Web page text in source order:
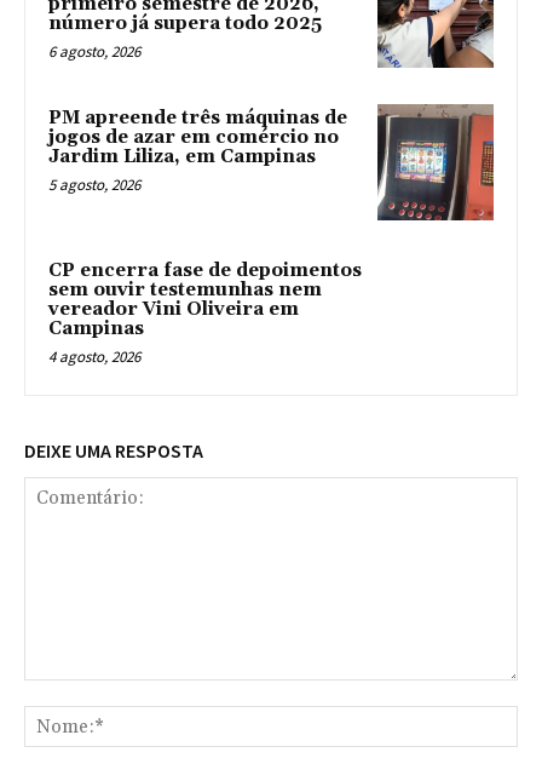
primeiro semestre de 2026,
número já supera todo 2025
6 agosto, 2026
PM apreende três máquinas de
jogos de azar em comércio no
Jardim Liliza, em Campinas
5 agosto, 2026
CP encerra fase de depoimentos
sem ouvir testemunhas nem
vereador Vini Oliveira em
Campinas
4 agosto, 2026
DEIXE UMA RESPOSTA